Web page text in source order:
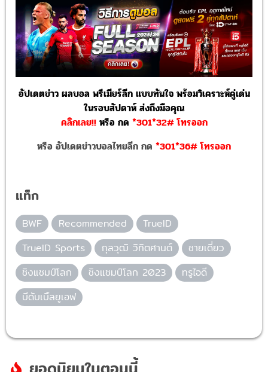
อัปเดตข่าว ผลบอล พรีเมียร์ลีก แบบทันใจ พร้อมวิเคราะห์คู่เด่น
ในรอบสัปดาห์ ส่งถึงมือคุณ
คลิกเลย!! หรือ กด *301*32# โทรออก
หรือ อัปเดตข่าวบอลไทยลีก กด *301*36# โทรออก
แท็ก
BWF Recommended
TrueID
TrueID Sports
กุลวุฒิ วิทิตศานต์
ชายเดี่ยว
ชิงแชมป์โลก
ชิงแชมป์โลก 2023
ทรูไอดี
บีดับเบิ้ลยูเอฟ